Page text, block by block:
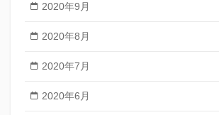
2020年9月
2020年8月
2020年7月
2020年6月